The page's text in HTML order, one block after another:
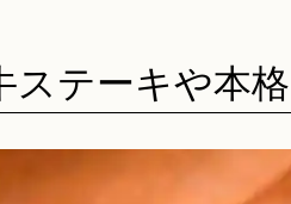
ステーキや本